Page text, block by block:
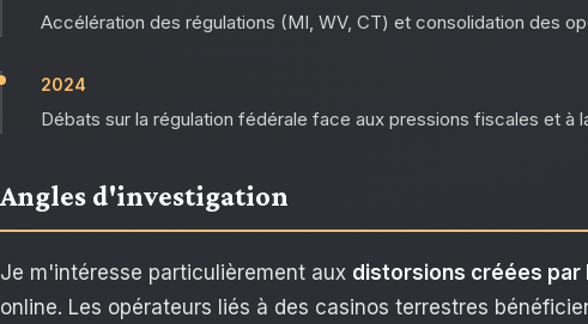
Accélération des régulations (MI, WV, CT) et consolidation des
2024
Débats sur la régulation fédérale face aux pressions fiscales et à
Angles d'investigation
Je m'intéresse particulièrement aux distorsions créées par
online. Les opérateurs liés à des casinos terrestres